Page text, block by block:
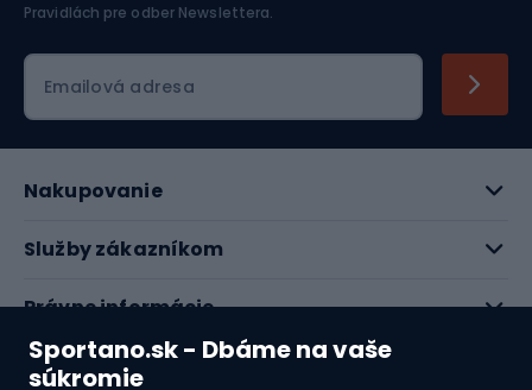
Sportano.sk - Dbáme na vaše
súkromie
Pravidlách pre odber Newslettera.
Emailová adresa
Nakupovanie
Služby zákazníkom
Právne informácie
O nás